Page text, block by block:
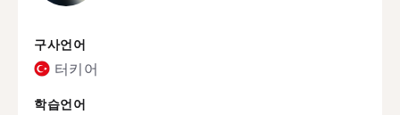
구사언어
터키어
학습언어